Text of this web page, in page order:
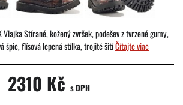
Stírané, kožený zvršek, podešev z tvrzené gumy,
špic, flísová lepená stílka, trojité šitíČítajte viac
2310 Kč s DPH